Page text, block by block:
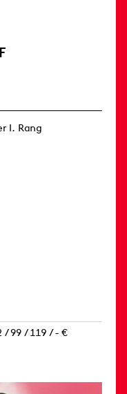
I. Rang
/ 99 / 119 / - €